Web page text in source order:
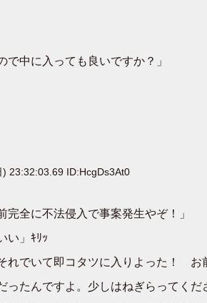
中に入っても良いですか？」
23:32:03.69 ID:HcgDs3At0
全に不法侵入で事案発生やぞ！」
い」ｷﾘｯ
でいて即コタツに入りよった！ お
たんですよ。少しはねぎらってくだ